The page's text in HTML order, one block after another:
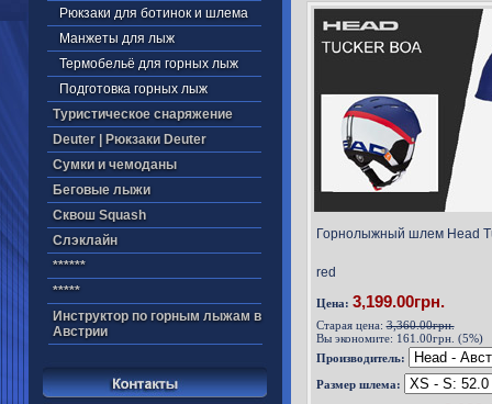
Рюкзаки для ботинок и шлема
Манжеты для лыж
Термобельё для горных лыж
Подготовка горных лыж
Туристическое снаряжение
Deuter | Рюкзаки Deuter
Cумки и чемоданы
Беговые лыжи
Cквош Squash
Cлэклайн
******
*****
Инструктор по горным лыжам в
Австрии
Горнолыжный шлем Head
red
Цена: 3,199.00грн.
Старая цена:3,360.00грн.
Вы экономите: 161.00грн. (5%)
Производитель:
Размер шлема: